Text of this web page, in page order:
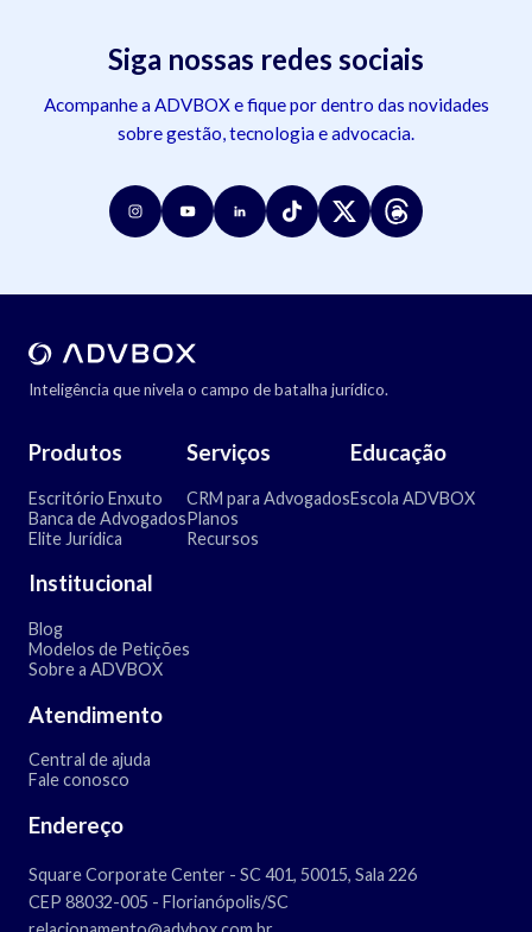
Siga nossas redes sociais
Acompanhe a ADVBOX e fique por dentro das novidades
sobre gestão, tecnologia e advocacia.
Inteligência que nivela o campo de batalha jurídico.
Produtos
Escritório Enxuto
Banca de Advogados
Elite Jurídica
Serviços
CRM para Advogados
Planos
Recursos
Educação
Escola ADVBOX
Institucional
Blog
Modelos de Petições
Sobre a ADVBOX
Atendimento
Central de ajuda
Fale conosco
Endereço
Square Corporate Center - SC 401, 50015, Sala 226
CEP 88032-005 - Florianópolis/SC